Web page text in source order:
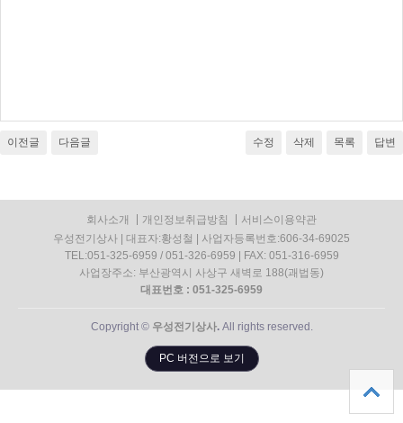
이전글 다음글 수정 삭제 목록 답변
회사소개 개인정보취급방침
서비스이용약관
우성전기상사 | 대표자:황성철 | 사업자등록번호:606-34-69025
TEL:051-325-6959 / 051-326-6959 | FAX: 051-316-6959
사업장주소: 부산광역시 사상구 새벽로 188(괘법동)
대표번호 : 051-325-6959
Copyright © 우성전기상사.All rights reserved.
PC 버전으로 보기